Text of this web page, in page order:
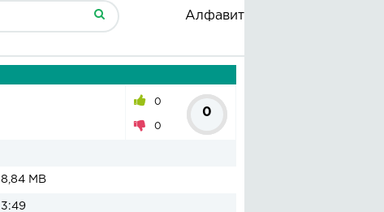
Алфавит
0
0
0
8,84 MB
3:49